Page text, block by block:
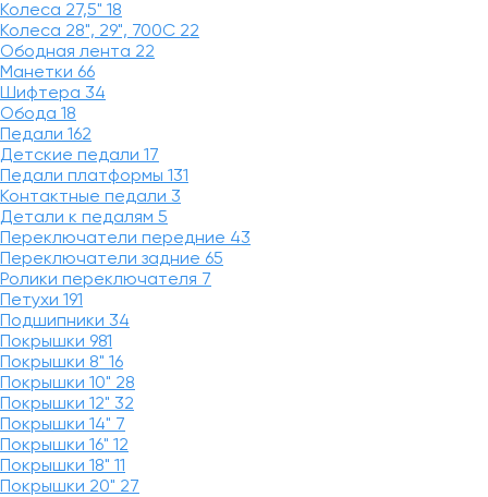
Колеса 27,5" 18
Колеса 28", 29", 700С 22
Ободная лента 22
Манетки 66
Шифтера 34
Обода 18
Педали 162
Детские педали 17
Педали платформы 131
Контактные педали 3
Детали к педалям 5
Переключатели передние 43
Переключатели задние 65
Ролики переключателя 7
Петухи 191
Подшипники 34
Покрышки 981
Покрышки 8" 16
Покрышки 10" 28
Покрышки 12" 32
Покрышки 14" 7
Покрышки 16" 12
Покрышки 18" 11
Покрышки 20" 27